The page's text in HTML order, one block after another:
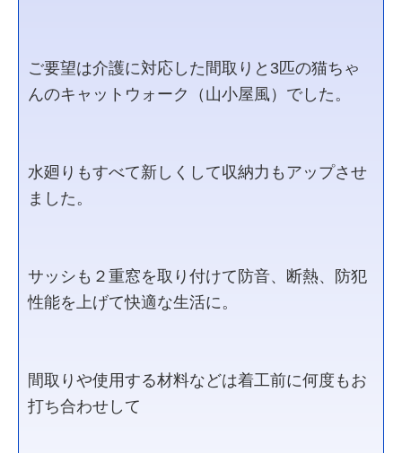
ご要望は介護に対応した間取りと3匹の猫ちゃ
んのキャットウォーク（山小屋風）でした。
水廻りもすべて新しくして収納力もアップさせ
ました。
サッシも２重窓を取り付けて防音、断熱、防犯
性能を上げて快適な生活に。
間取りや使用する材料などは着工前に何度もお
打ち合わせして